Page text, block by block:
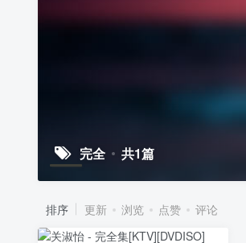
完全 共1篇
排序 更新 浏览 点赞 评论